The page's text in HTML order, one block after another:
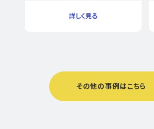
その他の事例はこちら